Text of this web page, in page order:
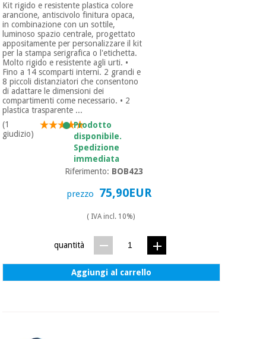
Kit rigido e resistente plastica colore
arancione, antiscivolo finitura opaca,
in combinazione con un sottile,
luminoso spazio centrale, progettato
appositamente per personalizzare il kit
per la stampa serigrafica o l'etichetta.
Molto rigido e resistente agli urti. •
Fino a 14 scomparti interni. 2 grandi e
8 piccoli distanziatori che consentono
di adattare le dimensioni dei
compartimenti come necessario. • 2
plastica trasparente ...
(1
giudizio)
Prodotto
disponibile.
Spedizione
immediata
Riferimento: BOB423
prezzo 75,90EUR
( IVA incl. 10%)
quantità
Aggiungi al carrello